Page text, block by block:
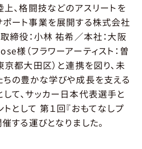
RESERVE
約 運営会社
上、格闘技などのアスリートを
ート事業を展開する株式会社
締役：小林 祐希／本社：大阪
様（フラワーアーティスト：曽
都大田区）と連携を図り、未
の豊かな学びや成長を支える
て、サッカー日本代表選手と
として 第１回『おもてなしプ
催する運びとなりました。